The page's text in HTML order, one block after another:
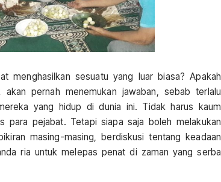
menghasilkan sesuatu yang luar biasa? Apakah
pernah menemukan jawaban, sebab terlalu
yang hidup di dunia ini. Tidak harus kaum
para pejabat. Tetapi siapa saja boleh melakukan
masing-masing, berdiskusi tentang keadaan
ria untuk melepas penat di zaman yang serba